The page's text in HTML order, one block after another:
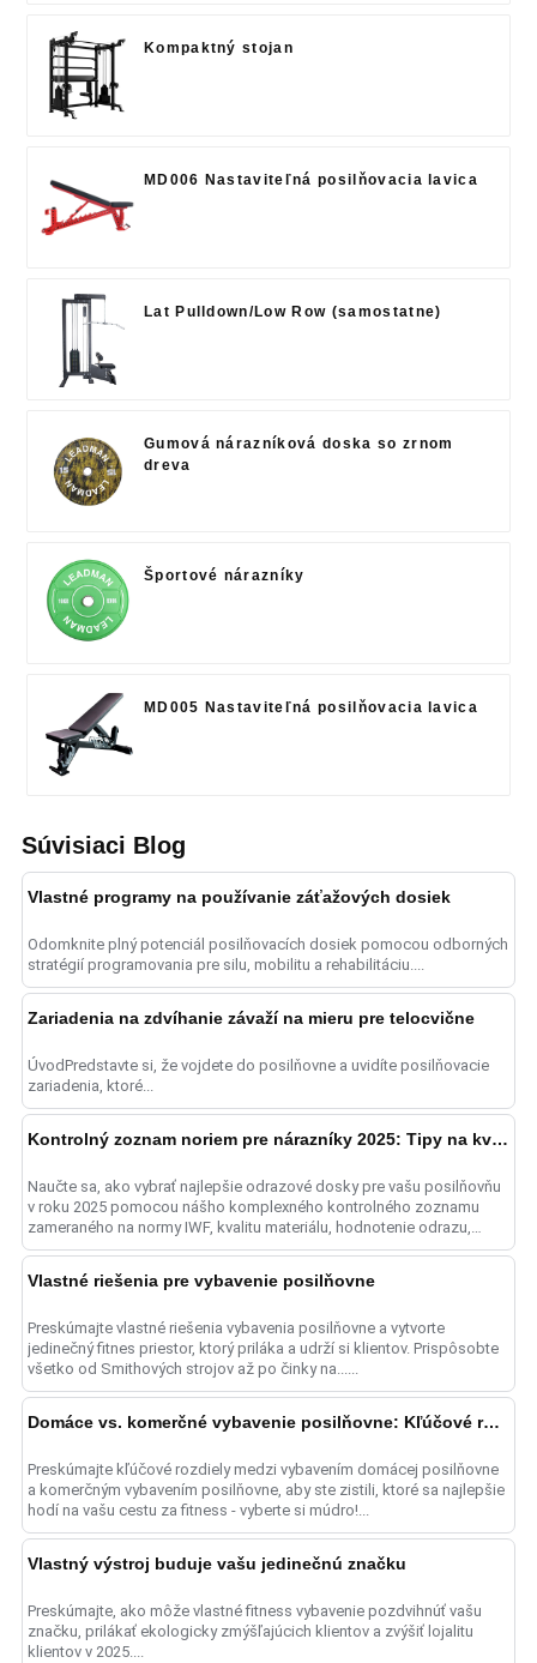
Kompaktný stojan
MD006 Nastaviteľná posilňovacia lavica
Lat Pulldown/Low Row (samostatne)
Gumová nárazníková doska so zrnom
dreva
Športové nárazníky
MD005 Nastaviteľná posilňovacia lavica
Súvisiaci Blog
Vlastné programy na používanie záťažových dosiek
Odomknite plný potenciál posilňovacích dosiek pomocou odborných
stratégií programovania pre silu, mobilitu a rehabilitáciu....
Zariadenia na zdvíhanie závaží na mieru pre telocvične
ÚvodPredstavte si, že vojdete do posilňovne a uvidíte posilňovacie
zariadenia, ktoré...
Kontrolný zoznam noriem pre nárazníky 2025: Tipy na kvalitu
Naučte sa, ako vybrať najlepšie odrazové dosky pre vašu posilňovňu
v roku 2025 pomocou nášho komplexného kontrolného zoznamu
zameraného na normy IWF, kvalitu materiálu, hodnotenie odrazu,
an......
Vlastné riešenia pre vybavenie posilňovne
Preskúmajte vlastné riešenia vybavenia posilňovne a vytvorte
jedinečný fitnes priestor, ktorý priláka a udrží si klientov. Prispôsobte
všetko od Smithových strojov až po činky na......
Domáce vs. komerčné vybavenie posilňovne: Kľúčové rozdiely
Preskúmajte kľúčové rozdiely medzi vybavením domácej posilňovne
a komerčným vybavením posilňovne, aby ste zistili, ktoré sa najlepšie
hodí na vašu cestu za fitness - vyberte si múdro!...
Vlastný výstroj buduje vašu jedinečnú značku
Preskúmajte, ako môže vlastné fitness vybavenie pozdvihnúť vašu
značku, prilákať ekologicky zmýšľajúcich klientov a zvýšiť lojalitu
klientov v 2025....